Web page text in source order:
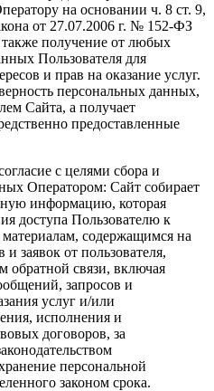
на основании ч. 8 ст. 9,
от 27.07.2006 г. № 152-ФЗ
получение от любых
Пользователя для
и прав на оказание услуг.
персональных данных,
Сайта, а получает
предоставленные
с целями сбора и
Оператором: Сайт собирает
информацию, которая
доступа Пользователю к
содержащимся на
и заявок от пользователя,
обратной связи, включая
запросов и
услуг и/или
исполнения и
договоров, за
персональной
законом срока.